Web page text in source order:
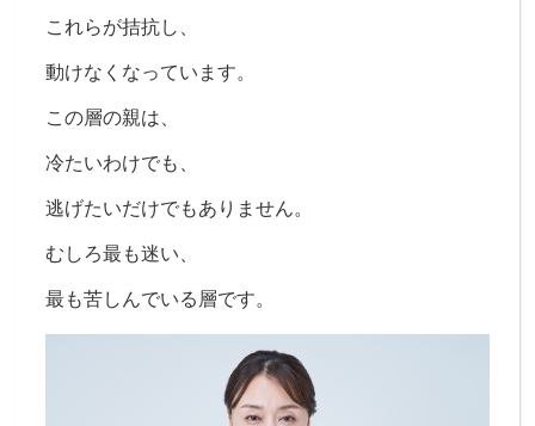
これらが拮抗し、
動けなくなっています。
この層の親は、
冷たいわけでも、
逃げたいだけでもありません。
むしろ最も迷い、
最も苦しんでいる層です。